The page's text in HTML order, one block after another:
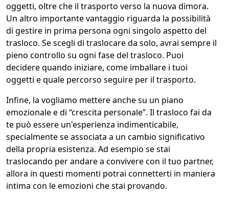
oggetti, oltre che il trasporto verso la nuova dimora.
Un altro importante vantaggio riguarda la possibilità
di gestire in prima persona ogni singolo aspetto del
trasloco. Se scegli di traslocare da solo, avrai sempre il
pieno controllo su ogni fase del trasloco. Puoi
decidere quando iniziare, come imballare i tuoi
oggetti e quale percorso seguire per il trasporto.
Infine, la vogliamo mettere anche su un piano
emozionale e di “crescita personale”. Il trasloco fai da
te può essere un'esperienza indimenticabile,
specialmente se associata a un cambio significativo
della propria esistenza. Ad esempio se stai
traslocando per andare a convivere con il tuo partner,
allora in questi momenti potrai connetterti in maniera
intima con le emozioni che stai provando.